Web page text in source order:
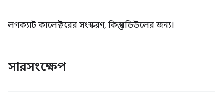
লগক্যাট কালেক্টরের সংস্করণ, কিন্তু মডিউলের জন্য।
সারসংক্ষেপ